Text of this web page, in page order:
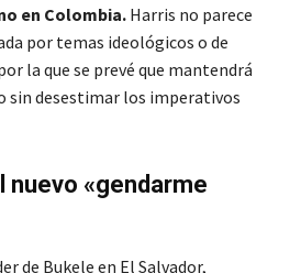
en Colombia. Harris no parece
por temas ideológicos o de
la que se prevé que mantendrá
desestimar los imperativos
nuevo «gendarme
de Bukele en El Salvador,